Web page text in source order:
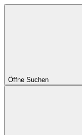
Öffne Suchen